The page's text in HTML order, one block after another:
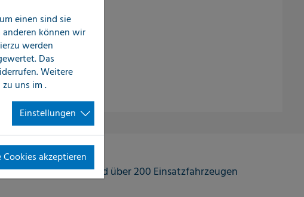
60 Standorten und über 200 Einsatzfahrzeugen
einen sind sie
können wir
werden
Das
Weitere
uns im.
Einstellungen
Cookies akzeptieren